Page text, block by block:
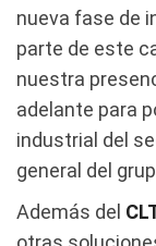
nueva fase de
parte de este
nuestra
adelante para
industrial del
general del
Además del